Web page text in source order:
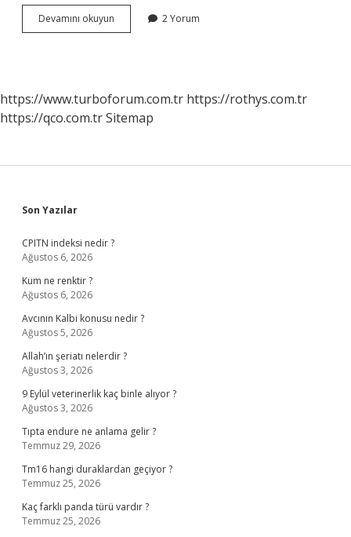
Devamını okuyun
İSmail
2 Yorum
https://www.turboforum.com.tr https://rothys.com.tr
https://qco.com.trSitemap
Sidebar
Son Yazılar
CPITN indeksi nedir ?
Ağustos 6, 2026
Kum ne renktir ?
Ağustos 6, 2026
Avcının Kalbi konusu nedir ?
Ağustos 5, 2026
Allah’ın şeriatı nelerdir ?
Ağustos 3, 2026
9 Eylül veterinerlik kaç binle alıyor ?
Ağustos 3, 2026
Tıpta endure ne anlama gelir ?
Temmuz 29, 2026
Tm16 hangi duraklardan geçiyor ?
Temmuz 25, 2026
Kaç farklı panda türü vardır ?
Temmuz 25, 2026